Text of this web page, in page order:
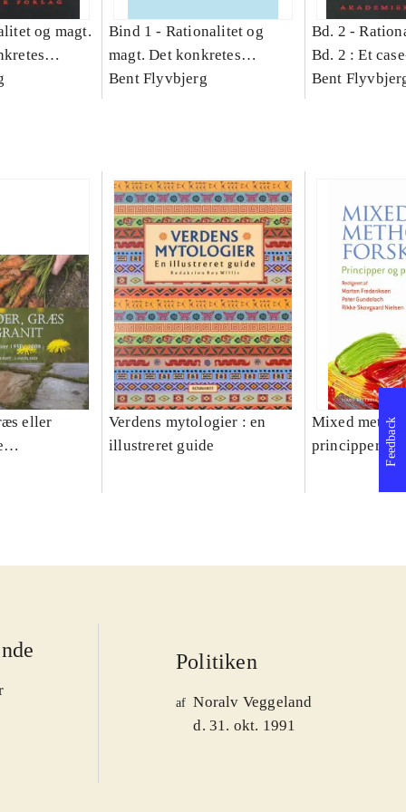
og magt.
Bind 1 - Rationalitet og
magt. Det konkretes
videnskab. Bind 1
Bent Flyvbjerg
Bd. 2 -
Bd. 2 : Et
studie af
Bent
eller
Verdens mytologier : en
illustreret guide
Mixed
principper og
Politiken
af Noralv Veggeland
d. 31. okt. 1991
Feedback